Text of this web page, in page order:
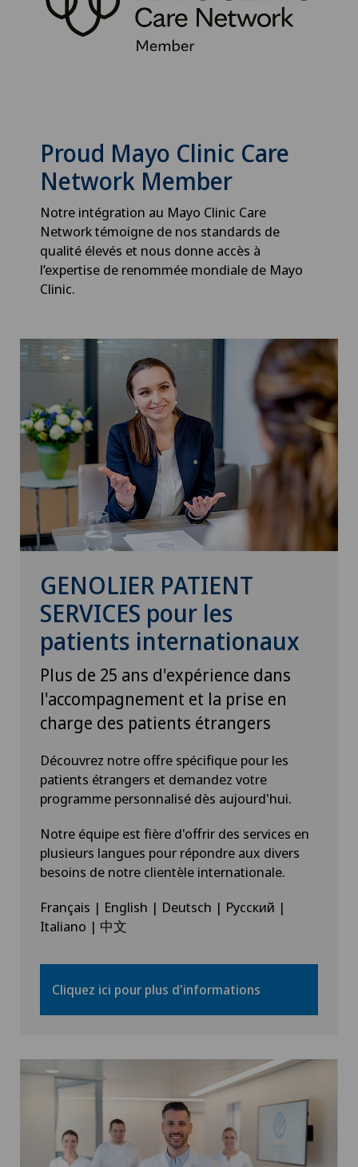
Proud Mayo Clinic Care
Network Member
Notre intégration au Mayo Clinic Care
Network témoigne de nos standards de
qualité élevés et nous donne accès à
l’expertise de renommée mondiale de Mayo
Clinic.
GENOLIER PATIENT
SERVICES pour les
patients internationaux
Plus de 25 ans d'expérience dans
l'accompagnement et la prise en
charge des patients étrangers
Découvrez notre offre spécifique pour les
patients étrangers et demandez votre
programme personnalisé dès aujourd'hui.
Notre équipe est fière d'offrir des services en
plusieurs langues pour répondre aux divers
besoins de notre clientèle internationale.
Français | English | Deutsch | Русский |
Italiano | 中文
Cliquez ici pour plus d'informations